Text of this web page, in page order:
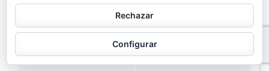
Rechazar
Configurar